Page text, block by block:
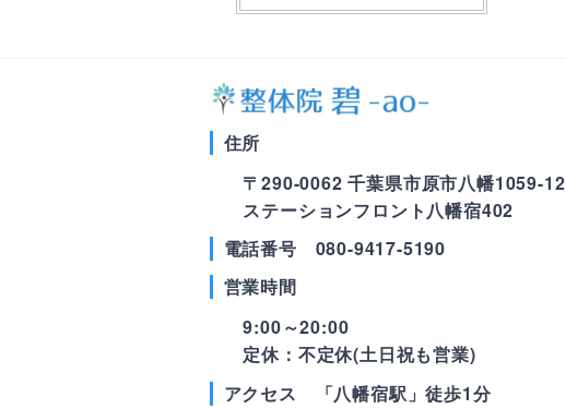
住所
〒290-0062 千葉県市原市八幡1059-12
ステーションフロント八幡宿402
電話番号 080-9417-5190
営業時間
9:00～20:00
定休：不定休(土日祝も営業)
アクセス 「八幡宿駅」徒歩1分